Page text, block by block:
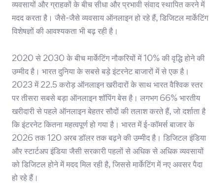
व्यवसायों और ग्राहकों के बीच सीधा और प्रभावी संवाद स्थापित करने में
मदद करता है। जैसे-जैसे व्यवसाय ऑनलाइन हो रहे हैं, डिजिटल मार्केटिंग
विशेषज्ञों की आवश्यकता भी बढ़ रही है।
2020 से 2030 के बीच मार्केटिंग नौकरियों में 10% की वृद्धि होने की
उम्मीद है। भारत दुनिया के सबसे बड़े इंटरनेट बाजारों में से एक है।
2023 में 22.5 करोड़ ऑनलाइन खरीदारों के साथ भारत वैश्विक स्तर
पर तीसरा सबसे बड़ा ऑनलाइन शॉपिंग बेस है। लगभग 66% भारतीय
खरीदारी से पहले ऑनलाइन बेहतर सौदों की तलाश करते हैं, जो दर्शाता है
कि इंटरनेट कितना महत्वपूर्ण हो गया है। भारत में ई-कॉमर्स बाजार के
2026 तक 120 अरब डॉलर तक बढ़ने की उम्मीद है। डिजिटल इंडिया
और स्टार्टअप इंडिया जैसी सरकारी पहलों से अधिक से अधिक व्यवसायों
को डिजिटल होने में मदद मिल रही है, जिससे मार्केटिंग में नए अवसर पैदा
हो रहे हैं।